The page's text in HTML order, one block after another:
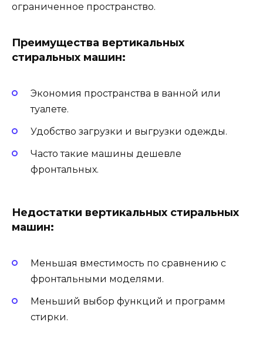
ограниченное пространство.
Преимущества вертикальных
стиральных машин:
Экономия пространства в ванной или
туалете.
Удобство загрузки и выгрузки одежды.
Часто такие машины дешевле
фронтальных.
Недостатки вертикальных стиральных
машин:
Меньшая вместимость по сравнению с
фронтальными моделями.
Меньший выбор функций и программ
стирки.